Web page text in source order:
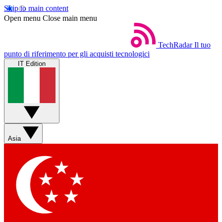
Skip to main content
Open menu Close main menu
TechRadar Il tuo
punto di riferimento per gli acquisti tecnologici
IT Edition
Asia